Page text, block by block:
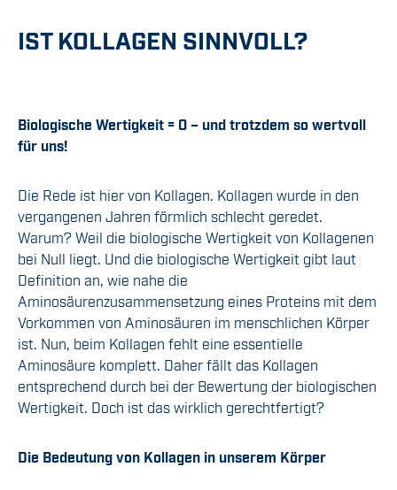
IST KOLLAGEN SINNVOLL?
Biologische Wertigkeit = 0 – und trotzdem so wertvoll
für uns!
Die Rede ist hier von Kollagen. Kollagen wurde in den
vergangenen Jahren förmlich schlecht geredet.
Warum? Weil die biologische Wertigkeit von Kollagenen
bei Null liegt. Und die biologische Wertigkeit gibt laut
Definition an, wie nahe die
Aminosäurenzusammensetzung eines Proteins mit dem
Vorkommen von Aminosäuren im menschlichen Körper
ist. Nun, beim Kollagen fehlt eine essentielle
Aminosäure komplett. Daher fällt das Kollagen
entsprechend durch bei der Bewertung der biologischen
Wertigkeit. Doch ist das wirklich gerechtfertigt?
Die Bedeutung von Kollagen in unserem Körper